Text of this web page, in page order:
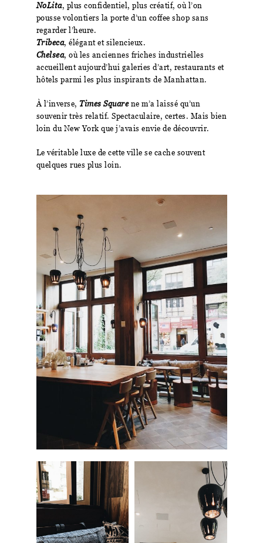
NoLita, plus confidentiel, plus créatif, où l’on
pousse volontiers la porte d’un coffee shop sans
regarder l’heure.
Tribeca, élégant et silencieux.
Chelsea, où les anciennes friches industrielles
accueillent aujourd’hui galeries d’art, restaurants et
hôtels parmi les plus inspirants de Manhattan.
À l’inverse, Times Squarene m’a laissé qu’un
souvenir très relatif. Spectaculaire, certes. Mais bien
loin du New York que j’avais envie de découvrir.
Le véritable luxe de cette ville se cache souvent
quelques rues plus loin.